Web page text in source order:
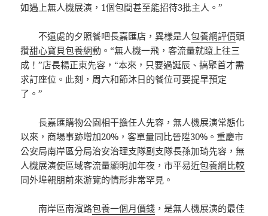
如遇上無人機展演，1個包間甚至能招待3批主人。”
不遠處的夕照餐吧長嘉匯店，異樣是人包養網評價頭
攢甜心寶貝包養網動。“無人機一飛，客流量就躥上往三
成！”店長楊正東先容，“本來，只要過誕辰、搞聚首才需
求訂座位。此刻，周六和節沐日的餐位可要提早預定
了。”
長嘉匯購物公園相干擔任人先容，無人機展演常態化
以來，商場事跡增加20%，客單量同比晉陞30%。重慶市
公安局南岸區分局治安治理支隊副支隊長孫加琦先容，無
人機展演使區域客流量顯明加年夜，市平易近包養網比較
同外埠親朋前來游覽的情形非常罕見。
南岸區南濱路包養一個月價錢 ，是無人機展演的最佳